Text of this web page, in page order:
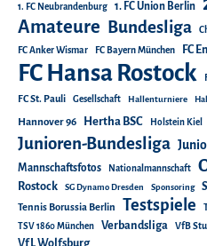
1. FC Neubrandenburg 1. FC Union Berlin
Amateure Bundesliga
FC Anker Wismar FC Bayern München FC
FC Hansa Rostock
FC St. Pauli Gesellschaft Hallenturniere
Hannover 96 Hertha BSC Holstein Kiel
Junioren-Bundesliga
Mannschaftsfotos
Nationalmannschaft
Rostock SG Dynamo Dresden Sponsoring
Tennis Borussia Berlin Testspiele
TSV 1860 München Verbandsliga VfB
VfL Wolfsburg